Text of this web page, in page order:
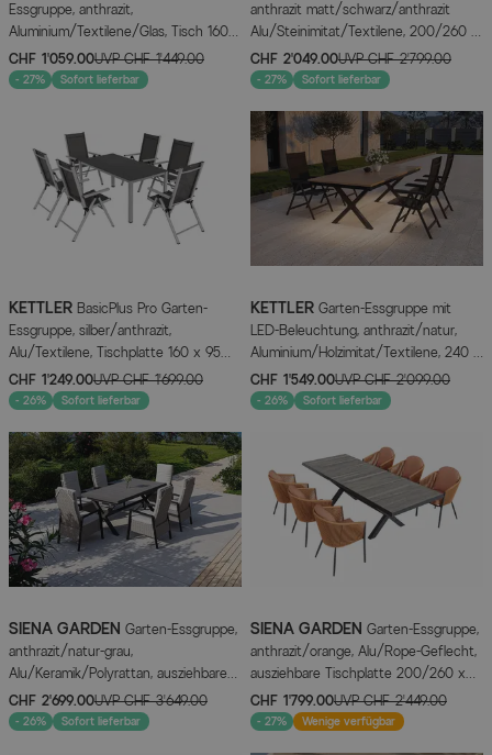
Essgruppe, anthrazit,
Aluminium/Textilene/Glas, Tisch 160 x
95 cm, 4 Stapelstühle
CHF 1’059.00UVPCHF 1’449.00
- 27% Sofort lieferbar
anthrazit matt/schwarz/anthrazit
Alu/Steinimitat/Textilene, 200/260 x
100 cm, 6 Klappstühle inkl. 6 Auflagen
CHF 2’049.00UVPCHF 2’799.00
- 27% Sofort lieferbar
KETTLER BasicPlus Pro Garten-
Essgruppe, silber/anthrazit,
Alu/Textilene, Tischplatte 160 x 95
cm, 6 Klappstühle
CHF 1’249.00UVPCHF 1’699.00
- 26% Sofort lieferbar
KETTLER Garten-Essgruppe mit
LED-Beleuchtung, anthrazit/natur,
Aluminium/Holzimitat/Textilene, 240 x
100 cm Tisch, 4 Klappstühle
CHF 1’549.00UVPCHF 2’099.00
- 26% Sofort lieferbar
SIENA GARDEN Garten-Essgruppe,
anthrazit/natur-grau,
Alu/Keramik/Polyrattan, ausziehbare
Tischplatte 200/260 x 100 cm, 6
Diningsessel
CHF 2’699.00UVPCHF 3’649.00
- 26% Sofort lieferbar
SIENA GARDEN Garten-Essgruppe,
anthrazit/orange, Alu/Rope-Geflecht,
ausziehbare Tischplatte 200/260 x
100 cm, 6 Diningsessel
CHF 1’799.00UVPCHF 2’449.00
- 27% Wenige verfügbar